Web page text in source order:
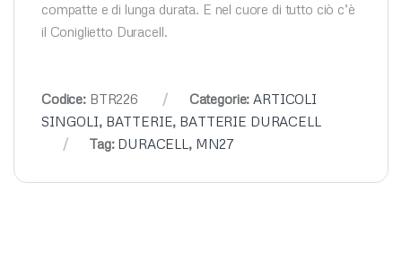
compatte e di lunga durata. E nel cuore di tutto ciò c’è
il Coniglietto Duracell.
Codice: BTR226 Categorie: ARTICOLI
SINGOLI, BATTERIE, BATTERIE DURACELL
Tag: DURACELL , MN27